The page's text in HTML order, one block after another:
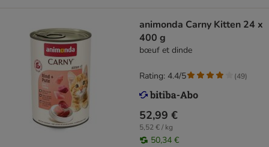
animonda Carny Kitten 24 x
400 g
bœuf et dinde
52,99 €
5,52 € / kg
50,34 €
Rating: 4.4/5 (49)